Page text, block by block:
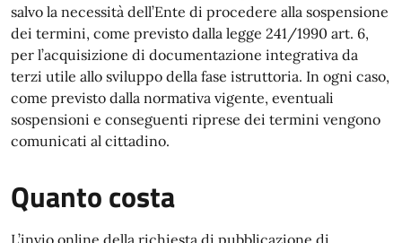
salvo la necessità dell’Ente di procedere alla sospensione
dei termini, come previsto dalla legge 241/1990 art. 6,
per l’acquisizione di documentazione integrativa da
terzi utile allo sviluppo della fase istruttoria. In ogni caso,
come previsto dalla normativa vigente, eventuali
sospensioni e conseguenti riprese dei termini vengono
comunicati al cittadino.
Quanto costa
L’invio online della richiesta di pubblicazione di